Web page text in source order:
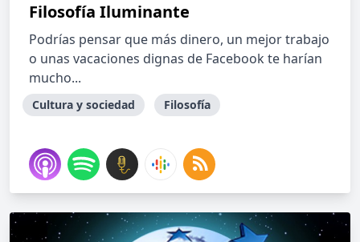
Filosofía Iluminante
Podrías pensar que más dinero, un mejor trabajo
o unas vacaciones dignas de Facebook te harían
mucho...
Cultura y sociedad Filosofía